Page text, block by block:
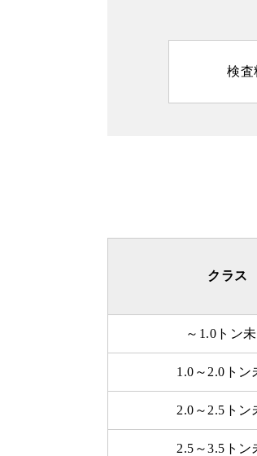
検査
クラス
～1.0トン
1.0～2.0トン
2.0～2.5トン
2.5～3.5トン